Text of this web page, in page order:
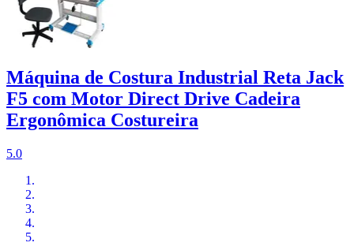
Máquina de Costura Industrial Reta Jack
F5 com Motor Direct Drive Cadeira
Ergonômica Costureira
5.0